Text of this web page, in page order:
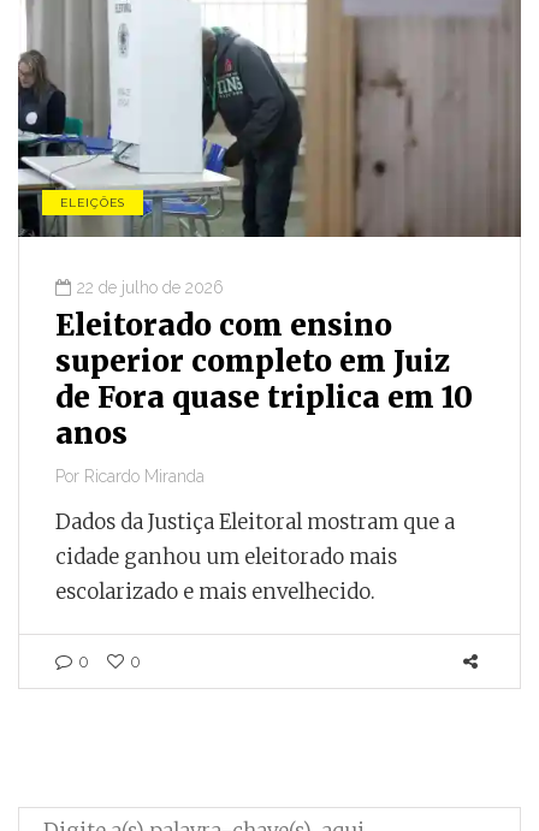
ELEIÇÕES
22 de julho de 2026
Eleitorado com ensino
superior completo em Juiz
de Fora quase triplica em 10
anos
Por Ricardo Miranda
Dados da Justiça Eleitoral mostram que a
cidade ganhou um eleitorado mais
escolarizado e mais envelhecido.
0 0